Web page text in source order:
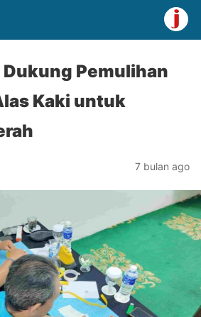
Pemulihan
Kaki untuk
7 bulan ago